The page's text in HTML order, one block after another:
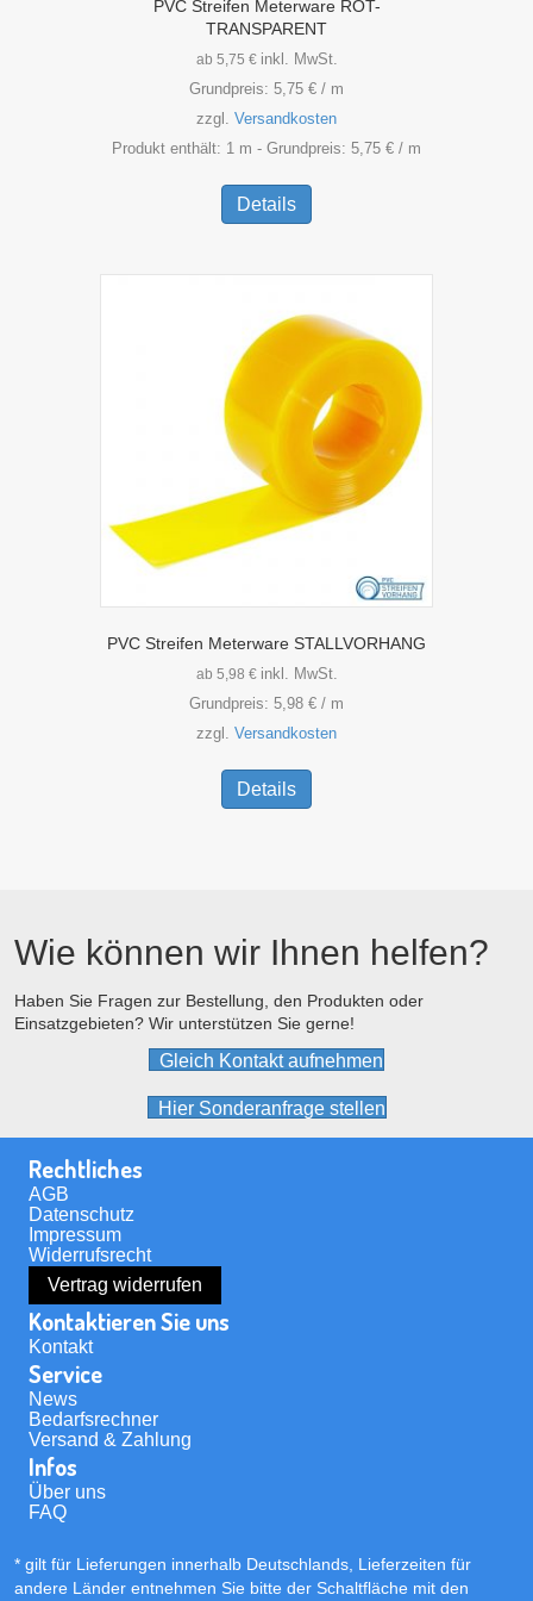
PVC Streifen Meterware ROT-
TRANSPARENT
ab 5,75 € inkl. MwSt.
Grundpreis: 5,75 € / m
zzgl. Versandkosten
Produkt enthält: 1 m - Grundpreis: 5,75 € / m
Details
weist
Varianten
Die
Optionen
auf
der
Produktseite
gewählt
werden
PVC Streifen Meterware STALLVORHANG
ab 5,98 € inkl. MwSt.
Grundpreis: 5,98 € / m
zzgl. Versandkosten
Details
weist
können
der
Produktseite
gewählt
werden
Wie können wir Ihnen helfen?
Haben Sie Fragen zur Bestellung, den Produkten oder
Einsatzgebieten? Wir unterstützen Sie gerne!
Gleich Kontakt aufnehmen
Hier Sonderanfrage stellen
Rechtliches
AGB
Datenschutz
Impressum
Widerrufsrecht
Vertrag widerrufen
Kontaktieren Sie uns
Kontakt
Service
News
Bedarfsrechner
Versand & Zahlung
Infos
Über uns
FAQ
* gilt für Lieferungen innerhalb Deutschlands, Lieferzeiten für
andere Länder entnehmen Sie bitte der Schaltfläche mit den